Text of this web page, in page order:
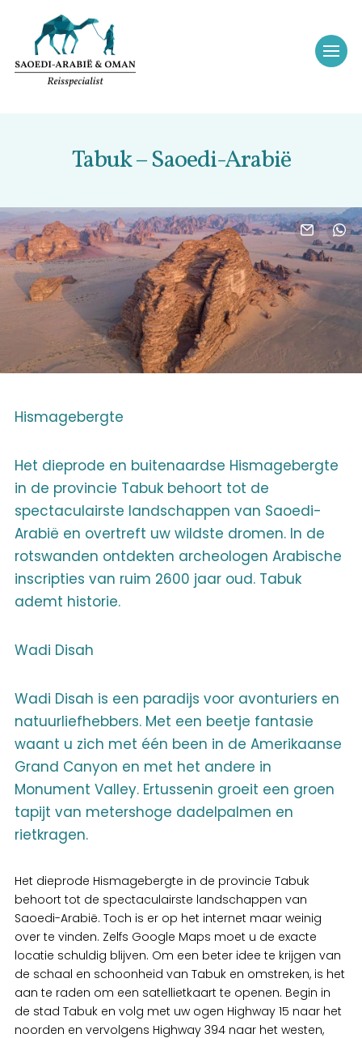
Tabuk – Saoedi-Arabië
Hismagebergte
Het dieprode en buitenaardse Hismagebergte
in de provincie Tabuk behoort tot de
spectaculairste landschappen van Saoedi-
Arabië en overtreft uw wildste dromen. In de
rotswanden ontdekten archeologen Arabische
inscripties van ruim 2600 jaar oud. Tabuk
ademt historie.
Wadi Disah
Wadi Disah is een paradijs voor avonturiers en
natuurliefhebbers. Met een beetje fantasie
waant u zich met één been in de Amerikaanse
Grand Canyon en met het andere in
Monument Valley. Ertussenin groeit een groen
tapijt van metershoge dadelpalmen en
rietkragen.
Het dieprode Hismagebergte in de provincie Tabuk
behoort tot de spectaculairste landschappen van
Saoedi-Arabië. Toch is er op het internet maar weinig
over te vinden. Zelfs Google Maps moet u de exacte
locatie schuldig blijven. Om een beter idee te krijgen van
de schaal en schoonheid van Tabuk en omstreken, is het
aan te raden om een satellietkaart te openen. Begin in
de stad Tabuk en volg met uw ogen Highway 15 naar het
noorden en vervolgens Highway 394 naar het westen,